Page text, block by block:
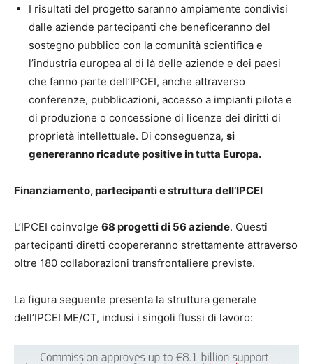
I risultati del progetto saranno ampiamente condivisi
dalle aziende partecipanti che beneficeranno del
sostegno pubblico con la comunità scientifica e
l’industria europea al di là delle aziende e dei paesi
che fanno parte dell’IPCEI, anche attraverso
conferenze, pubblicazioni, accesso a impianti pilota e
di produzione o concessione di licenze dei diritti di
proprietà intellettuale. Di conseguenza, si
genereranno ricadute positive in tutta Europa.
Finanziamento, partecipanti e struttura dell’IPCEI
L’IPCEI coinvolge 68 progetti di 56 aziende. Questi
partecipanti diretti coopereranno strettamente attraverso
oltre 180 collaborazioni transfrontaliere previste.
La figura seguente presenta la struttura generale
dell’IPCEI ME/CT, inclusi i singoli flussi di lavoro: